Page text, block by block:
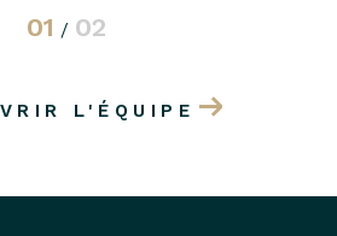
01 / 02
L'ÉQUIPE